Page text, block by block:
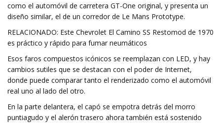
como el automóvil de carretera GT-One original, y presenta un
diseño similar, el de un corredor de Le Mans Prototype.
RELACIONADO: Este Chevrolet El Camino SS Restomod de 1970
es práctico y rápido para fumar neumáticos
Esos faros compuestos icónicos se reemplazan con LED, y hay
cambios sutiles que se destacan con el poder de Internet,
donde puede comparar tanto el renderizado como el automóvil
real uno al lado del otro.
En la parte delantera, el capó se empotra detrás del morro
puntiagudo y el alerón trasero ahora también está sostenido